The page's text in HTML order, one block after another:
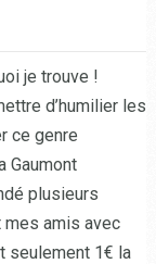
je trouve !
d’humilier les
ce genre
Gaumont
plusieurs
mes amis avec
seulement 1€ la